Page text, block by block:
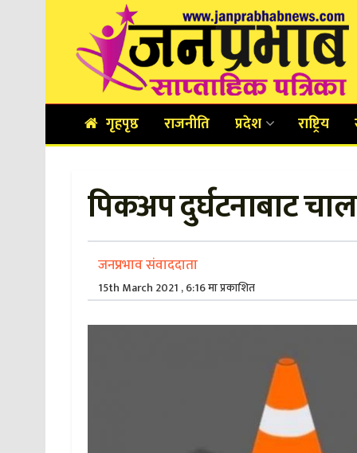
गृहपृष्ठ राजनीति प्रदेश राष्ट्रिय
पिकअप दुर्घटनाबाट
जनप्रभाव संवाददाता
15th March 2021 , 6:16 मा प्रकाशित